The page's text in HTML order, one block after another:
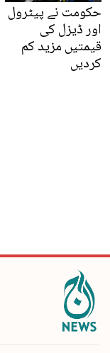
حکومت نے پیٹرول
اور ڈیزل کی
قیمتیں مزید کم
کردیں